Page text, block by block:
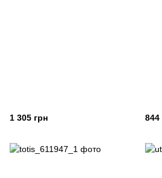
1 305 грн 844